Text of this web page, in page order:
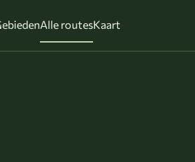
Alle routesKaart